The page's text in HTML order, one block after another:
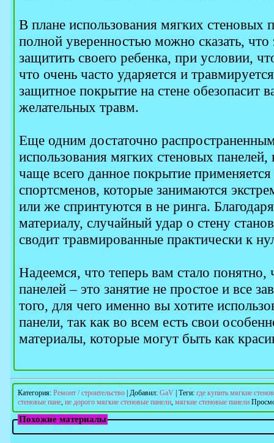
В плане использования мягких стеновых
полной уверенностью можно сказать,
защитить своего ребенка, при условии,
что очень часто ударяется и
защитное покрытие на стене обезопасит
желательных травм.
Еще одним достаточно
использования мягких стеновых панелей,
чаще всего данное покрытие
спортсменов, которые занимаются
или же спринтуются в не ринга.
материалу, случайный удар о стену
сводит травмированные практически к
Надеемся, что теперь вам стало
панелей – это занятие не простое и все
того, для чего именно вы хотите
панели, так как во всем есть свои
материалы, которые могут быть как
Категория: Ремонт / строительство Добавил: GaV Теги: где купить мягкие
стеновые пане, не дорого мягкие стеновые панели, мягкие стеновые панели
Похожие материалы